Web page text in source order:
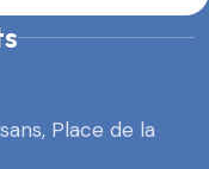
Place de la